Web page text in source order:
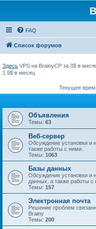
FAQ
Список форумов
Здесь VPS на BrainyCP за 3$ в
1.9$ в месяц
Текущее
Объявления
Темы: 63
Веб-сервер
Обсуждение установки и
также работы с ними.
Темы: 1063
Базы данных
Обсуждение установки и
данных, а также работы с
Темы: 157
Электронная почта
Решение проблем
Brainy
Темы: 200